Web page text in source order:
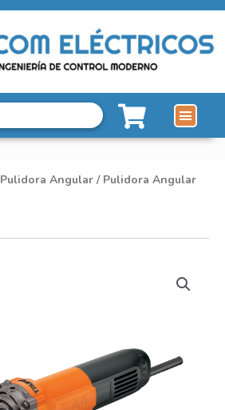
Pulidora Angular / Pulidora Angular